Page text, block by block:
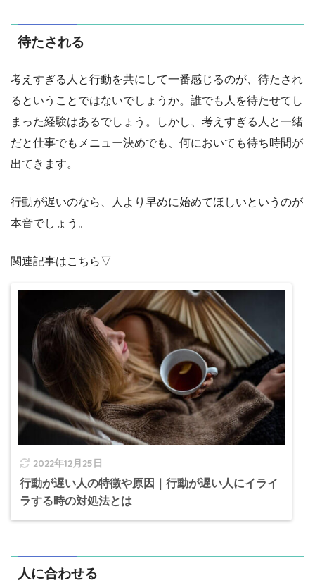
待たされる
考えすぎる人と行動を共にして一番感じるのが、待たされ
るということではないでしょうか。誰でも人を待たせてし
まった経験はあるでしょう。しかし、考えすぎる人と一緒
だと仕事でもメニュー決めでも、何においても待ち時間が
出てきます。
行動が遅いのなら、人より早めに始めてほしいというのが
本音でしょう。
関連記事はこちら▽
2022年12月25日
行動が遅い人の特徴や原因｜行動が遅い人にイライ
ラする時の対処法とは
人に合わせる